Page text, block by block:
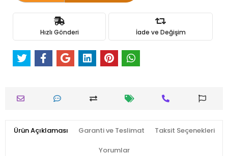
Hızlı Gönderi İade ve Değişim
Ürün Açıklaması Garanti ve Teslimat Taksit Seçenekleri
Yorumlar